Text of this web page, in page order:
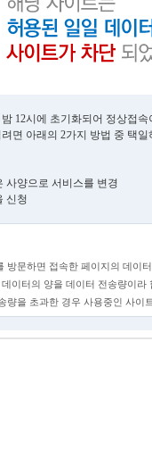
12시에 초기화되어 정상접속
면 아래의 2가지 방법 중 택일
사양으로 서비스를 변경
신청
방문하면 접속한 페이지의 데이
이터의 양을 데이터 전송량이라
량을 초과한 경우 사용중인 사이